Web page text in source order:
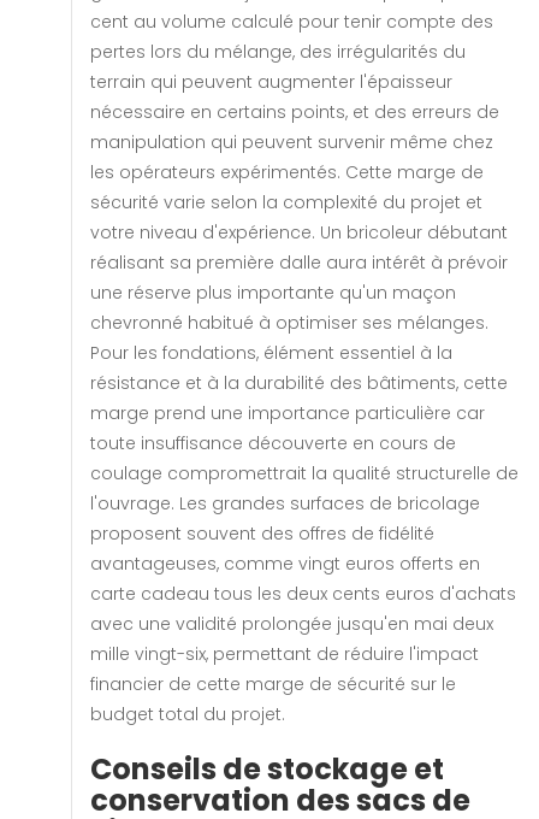
cent au volume calculé pour tenir compte des
pertes lors du mélange, des irrégularités du
terrain qui peuvent augmenter l'épaisseur
nécessaire en certains points, et des erreurs de
manipulation qui peuvent survenir même chez
les opérateurs expérimentés. Cette marge de
sécurité varie selon la complexité du projet et
votre niveau d'expérience. Un bricoleur débutant
réalisant sa première dalle aura intérêt à prévoir
une réserve plus importante qu'un maçon
chevronné habitué à optimiser ses mélanges.
Pour les fondations, élément essentiel à la
résistance et à la durabilité des bâtiments, cette
marge prend une importance particulière car
toute insuffisance découverte en cours de
coulage compromettrait la qualité structurelle de
l'ouvrage. Les grandes surfaces de bricolage
proposent souvent des offres de fidélité
avantageuses, comme vingt euros offerts en
carte cadeau tous les deux cents euros d'achats
avec une validité prolongée jusqu'en mai deux
mille vingt-six, permettant de réduire l'impact
financier de cette marge de sécurité sur le
budget total du projet.
Conseils de stockage et
conservation des sacs de